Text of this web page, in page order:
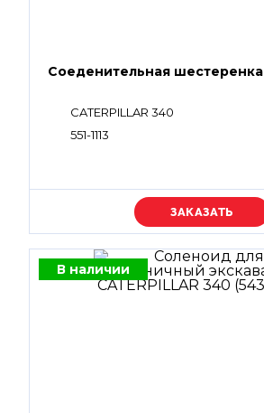
Соеденительная шестеренка
CATERPILLAR 340
551-1113
Уточняйте цену
В наличии